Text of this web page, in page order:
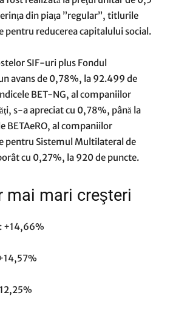
din piaţa ”regular”, titlurile
pentru reducerea capitalului social.
SIF-uri plus Fondul
avans de 0,78%, la 92.499 de
BET-NG, al companiilor
s-a apreciat cu 0,78%, până la
BETAeRO, al companiilor
pentru Sistemul Multilateral de
cu 0,27%, la 920 de puncte.
mai mari creşteri
+14,66%